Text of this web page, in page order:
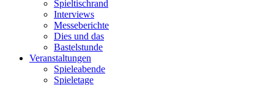
Spieltischrand
Interviews
Messeberichte
Dies und das
Bastelstunde
Veranstaltungen
Spieleabende
Spieletage